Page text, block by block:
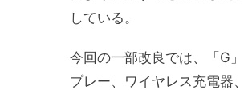
している。
今回の一部改良では、「G
プレー、ワイヤレス充電器